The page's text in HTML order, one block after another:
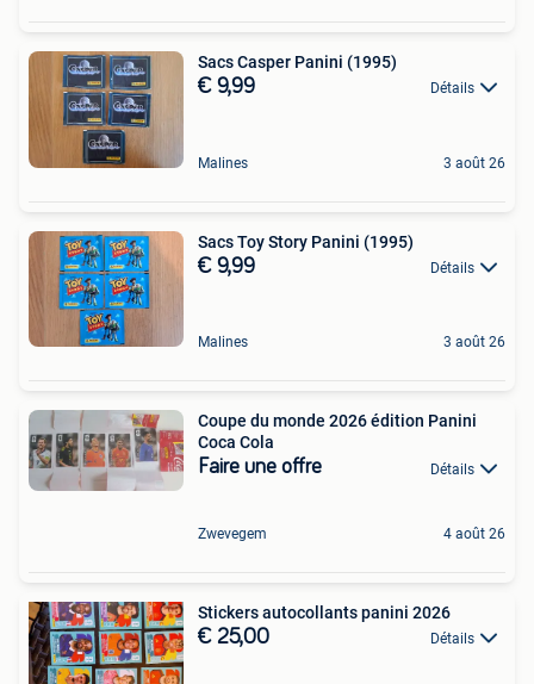
Sacs Casper Panini (1995)
€ 9,99 Détails
Malines 3 août 26
Sacs Toy Story Panini (1995)
€ 9,99 Détails
Malines 3 août 26
Coupe du monde 2026 édition Panini
Coca Cola
Faire une offre Détails
Zwevegem 4 août 26
Stickers autocollants panini 2026
€ 25,00 Détails